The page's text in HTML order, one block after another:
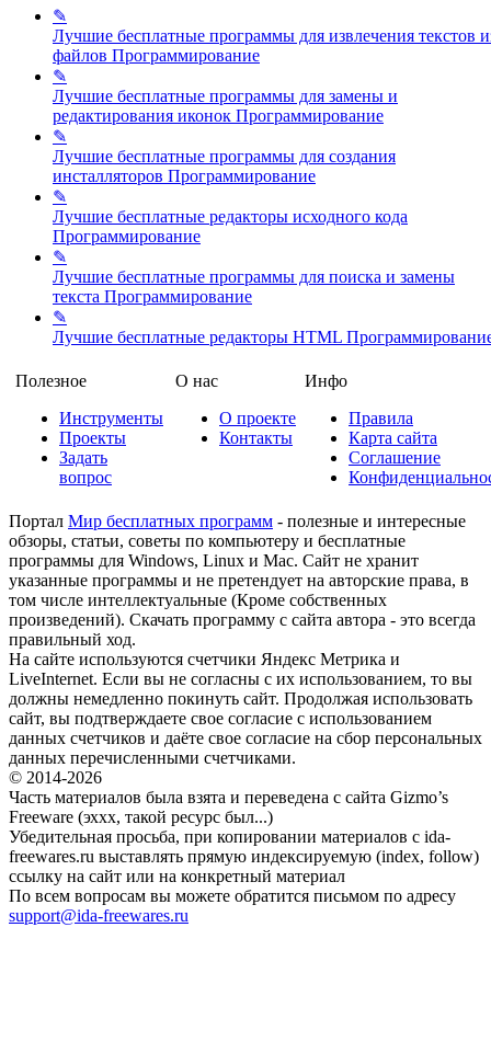
✎
Лучшие бесплатные программы для извлечения текстов
файлов Программирование
✎
Лучшие бесплатные программы для замены и
редактирования иконок Программирование
✎
Лучшие бесплатные программы для создания
инсталляторов Программирование
✎
Лучшие бесплатные редакторы исходного кода
Программирование
✎
Лучшие бесплатные программы для поиска и замены
текста Программирование
✎
Лучшие бесплатные редакторы HTML
Полезное
Инструменты
Проекты
Задать
вопрос
О нас
О проекте
Контакты
Инфо
Правила
Карта сайта
Соглашение
Портал Мир бесплатных программ - полезные и интересные
обзоры, статьи, советы по компьютеру и бесплатные
программы для Windows, Linux и Mac. Сайт не хранит
указанные программы и не претендует на авторские права, в
том числе интеллектуальные (Кроме собственных
произведений). Скачать программу с сайта автора - это всегда
правильный ход.
На сайте используются счетчики Яндекс Метрика и
LiveInternet. Если вы не согласны с их использованием, то вы
должны немедленно покинуть сайт. Продолжая использовать
сайт, вы подтверждаете свое согласие с использованием
данных счетчиков и даёте свое согласие на сбор персональных
данных перечисленными счетчиками.
© 2014-2026
Часть материалов была взята и переведена с сайта Gizmo’s
Freeware (эххх, такой ресурс был...)
Убедительная просьба, при копировании материалов с ida-
freewares.ru выставлять прямую индексируемую (index, follow)
ссылку на сайт или на конкретный материал
По всем вопросам вы можете обратится письмом по адресу
support@ida-freewares.ru